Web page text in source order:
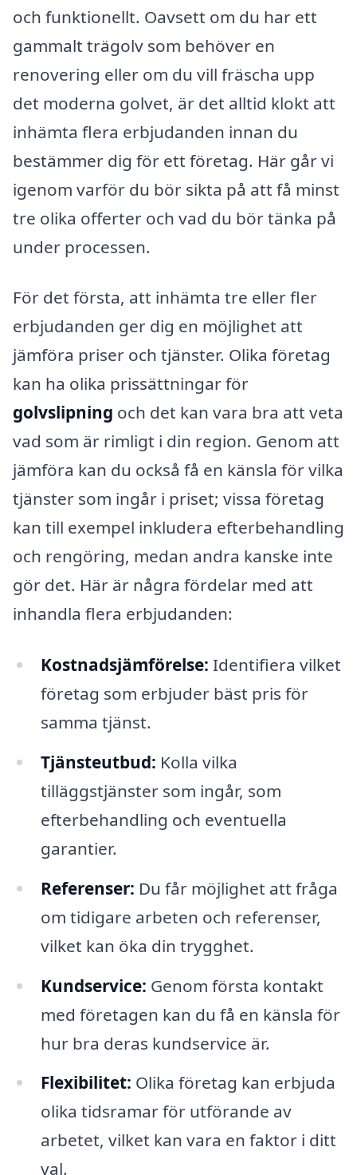
och funktionellt. Oavsett om du har ett
gammalt trägolv som behöver en
renovering eller om du vill fräscha upp
det moderna golvet, är det alltid klokt att
inhämta flera erbjudanden innan du
bestämmer dig för ett företag. Här går vi
igenom varför du bör sikta på att få minst
tre olika offerter och vad du bör tänka på
under processen.
För det första, att inhämta tre eller fler
erbjudanden ger dig en möjlighet att
jämföra priser och tjänster. Olika företag
kan ha olika prissättningar för
golvslipning och det kan vara bra att veta
vad som är rimligt i din region. Genom att
jämföra kan du också få en känsla för vilka
tjänster som ingår i priset; vissa företag
kan till exempel inkludera efterbehandling
och rengöring, medan andra kanske inte
gör det. Här är några fördelar med att
inhandla flera erbjudanden:
Kostnadsjämförelse: Identifiera vilket
företag som erbjuder bäst pris för
samma tjänst.
Tjänsteutbud: Kolla vilka
tilläggstjänster som ingår, som
efterbehandling och eventuella
garantier.
Referenser: Du får möjlighet att fråga
om tidigare arbeten och referenser,
vilket kan öka din trygghet.
Kundservice: Genom första kontakt
med företagen kan du få en känsla för
hur bra deras kundservice är.
Flexibilitet: Olika företag kan erbjuda
olika tidsramar för utförande av
arbetet, vilket kan vara en faktor i ditt
val.